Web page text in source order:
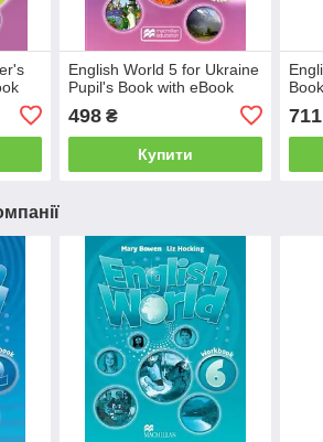
English World 5 for Ukraine
Pupil's Book with eBook
498₴
Купити
711